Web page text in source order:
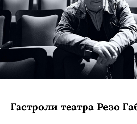
Гастроли театра Резо